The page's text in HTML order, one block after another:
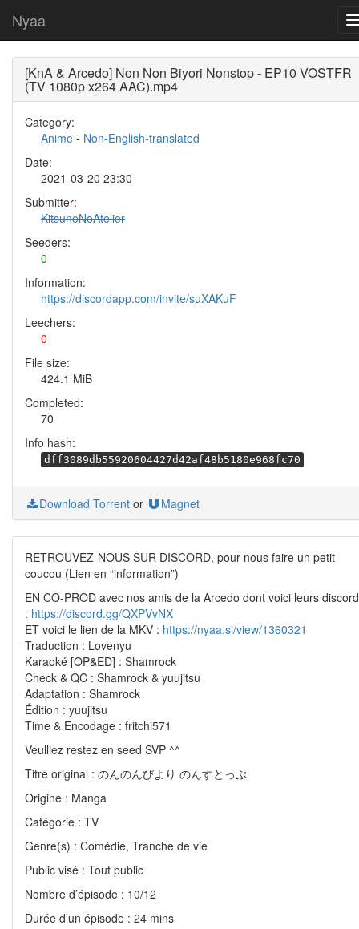
Nyaa
[KnA & Arcedo] Non Non Biyori Nonstop - EP10 VOSTFR
(TV 1080p x264 AAC).mp4
Category:
Anime - Non-English-translated
Date:
2021-03-20 23:30
Submitter:
KitsuneNoAtelier
Seeders:
0
Information:
https://discordapp.com/invite/suXAKuF
Leechers:
0
File size:
424.1 MiB
Completed:
70
Info hash:
dff3089db55920604427d42af48b5180e968fc70
Download Torrent or Magnet
RETROUVEZ-NOUS SUR DISCORD, pour nous faire un petit
coucou (Lien en “information”)
EN CO-PROD avec nos amis de la Arcedo dont voici leurs discord
: https://discord.gg/QXPVvNX
ET voici le lien de la MKV : https://nyaa.si/view/1360321
Traduction : Lovenyu
Karaoké [OP&ED] : Shamrock
Check & QC : Shamrock & yuujitsu
Adaptation : Shamrock
Édition : yuujitsu
Time & Encodage : fritchi571
Veulliez restez en seed SVP ^^
Titre original : のんのんびより のんすとっぷ
Origine : Manga
Catégorie : TV
Genre(s) : Comédie, Tranche de vie
Public visé : Tout public
Nombre d’épisode : 10/12
Durée d’un épisode : 24 mins